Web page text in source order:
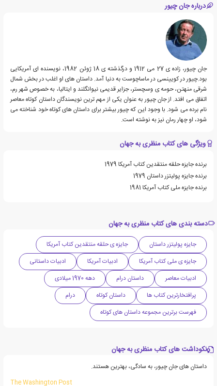
درباره جان چیور
جان چیور، زاده ی 27 می 1912 و درگذشته ی 18 ژوئن 1982، نویسنده ای آمریکایی
بود.چیور در کویینسی در ماساچوست به دنیا آمد. داستان های او اغلب در بخش شمال
شرقی منهتن، حومه ی وسچستر، جزایر قدیمی نیوانگلند و ایتالیا، به خصوص شهر رم،
اتفاق می افتد. از جان چیور به عنوان یکی از مهم ترین نویسندگان داستان کوتاه معاصر
نام برده می شود. با وجود این که چیور بیشتر برای داستان های کوتاه خود شناخته می
شود، او چهار رمان نیز به نوشته است.
ویژگی های کتاب منظری به جهان
برنده جایزه حلقه منتقدین کتاب آمریکا 1979
برنده جایزه پولیتزر داستان 1979
برنده جایزه ملی کتاب آمریکا 1981
دسته بندی های کتاب منظری به جهان
جایزه پولیتزر داستان
جایزه ی حلقه منتقدین کتاب آمریکا
جایزه ی ملی کتاب آمریکا
ادبیات آمریکا
ادبیات داستانی
ادبیات معاصر
داستان درام
دهه 1970 میلادی
پرافتخارترین کتاب ها
داستان کوتاه
درام
فهرست برترین مجموعه داستان های کوتاه
نکوداشت های کتاب منظری به جهان
داستان های جان چیور، به سادگی، بهترین هستند.
The Washington Post